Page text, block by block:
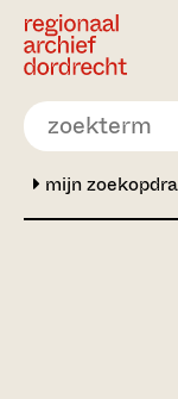
Ga direct naar de
mijn